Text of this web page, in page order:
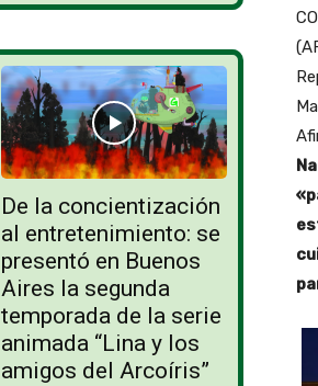
De la concientización
al entretenimiento: se
presentó en Buenos
Aires la segunda
temporada de la serie
animada “Lina y los
amigos del Arcoíris”